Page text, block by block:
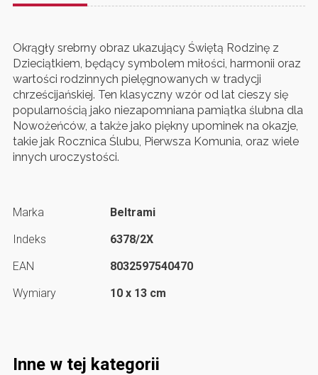
Okrągły srebrny obraz ukazujący Świętą Rodzinę z
Dzieciątkiem, będący symbolem miłości, harmonii oraz
wartości rodzinnych pielęgnowanych w tradycji
chrześcijańskiej. Ten klasyczny wzór od lat cieszy się
popularnością jako niezapomniana pamiątka ślubna dla
Nowożeńców, a także jako piękny upominek na okazje,
takie jak Rocznica Ślubu, Pierwsza Komunia, oraz wiele
innych uroczystości.
Marka
Beltrami
Indeks
6378/2X
EAN
8032597540470
Wymiary
10 x 13 cm
Inne w tej kategorii